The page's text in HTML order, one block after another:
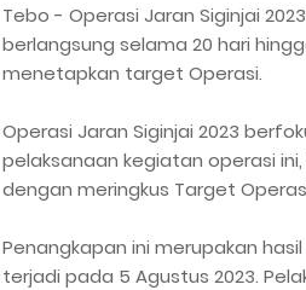
Tebo - Operasi Jaran Siginjai
berlangsung selama 20 hari
menetapkan target Operasi.
Operasi Jaran Siginjai 2023
pelaksanaan kegiatan operasi
dengan meringkus Target
Penangkapan ini merupakan
terjadi pada 5 Agustus 2023.